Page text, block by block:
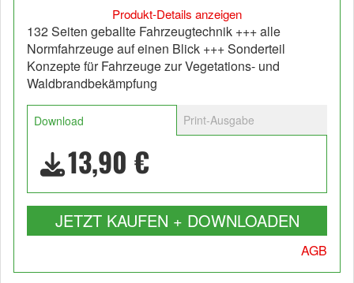
Produkt-Details anzeigen
132 Seiten geballte Fahrzeugtechnik +++ alle
Normfahrzeuge auf einen Blick +++ Sonderteil
Konzepte für Fahrzeuge zur Vegetations- und
Waldbrandbekämpfung
Download Print-Ausgabe
13,90 €
JETZT KAUFEN + DOWNLOADEN
AGB